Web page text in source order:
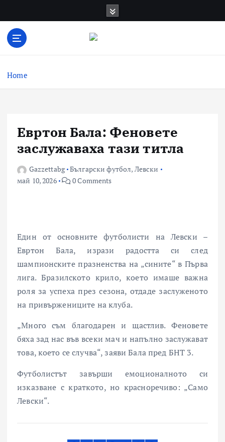
content
Home
Евртон Бала: Феновете
заслужаваха тази титла
Gazzettabg Български футбол, Левски
май 10, 2026
0 Comments
Един от основните футболисти на Левски –
Евртон Бала, изрази радостта си след
шампионските празненства на „сините“ в Първа
лига. Бразилското крило, което имаше важна
роля за успеха през сезона, отдаде заслуженото
на привържениците на клуба.
„Много съм благодарен и щастлив. Феновете
бяха зад нас във всеки мач и напълно заслужават
това, което се случва“, заяви Бала пред БНТ 3.
Футболистът завърши емоционалното си
изказване с краткото, но красноречиво: „Само
Левски“.